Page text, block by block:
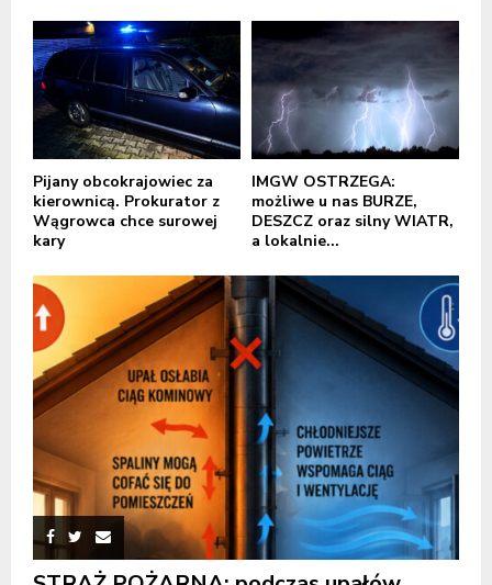
Pijany obcokrajowiec za
kierownicą. Prokurator z
Wągrowca chce surowej
kary
IMGW OSTRZEGA:
możliwe u nas BURZE,
DESZCZ oraz silny WIATR,
a lokalnie...